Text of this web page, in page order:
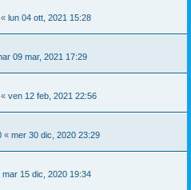
« lun 04 ott, 2021 15:28
09 mar, 2021 17:29
« ven 12 feb, 2021 22:56
« mer 30 dic, 2020 23:29
mar 15 dic, 2020 19:34